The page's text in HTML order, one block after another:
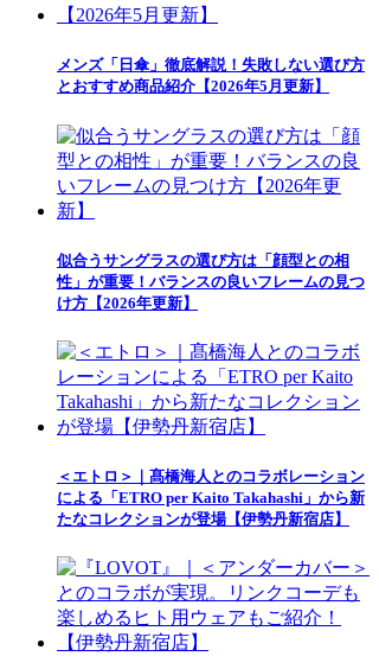
メンズ「日傘」徹底解説！失敗しない選び方
とおすすめ商品紹介【2026年5月更新】
似合うサングラスの選び方は「顔型との相
性」が重要！バランスの良いフレームの見つ
け方【2026年更新】
＜エトロ＞｜髙橋海人とのコラボレーション
による「ETRO per Kaito Takahashi」から新
たなコレクションが登場【伊勢丹新宿店】